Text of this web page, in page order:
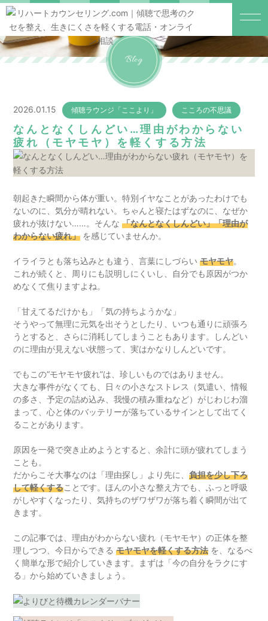
Blog
2026.01.15 傾聴ラウンジ「ここより」 こころの不思議
なんとなくしんどい…理由がわからない
疲れ（モヤモヤ）を軽くする方法
朝起きた瞬間から体が重い。特別イヤなことがあったわけでも
ないのに、気分が晴れない。ちゃんと寝たはずなのに、なぜか
疲れが抜けない……。そんな「なんとなくしんどい」「理由が
わからない疲れ」 を感じていませんか。
イライラとも落ち込みとも違う、言葉にしづらいモヤモヤ。
これが続くと、周りにも説明しにくいし、自分でも原因がつか
めなくて焦りますよね。
「甘えてるだけかも」「気の持ちようかな」
そうやって無理に元気を出そうとしたり、いつも通りに頑張ろ
うとすると、さらに消耗してしまうこともあります。しんどい
のに理由が見えない状態って、実はかなりしんどいです。
でもこの“モヤモヤ疲れ”は、珍しいものではありません。
大きな事件がなくても、日々の小さなストレス（気遣い、情報
の多さ、予定の詰め込み、我慢の積み重ねなど）がじわじわ溜
まって、心と体のバッテリーが落ちているサインとして出てく
ることがあります。
原因を一発で突き止めようとすると、余計に頭が疲れてしまう
ことも。
だからこそ大事なのは「理由探し」より先に、負担を少し下ろ
して軽くすることです。ほんの小さな整え方でも、ふっと呼吸
がしやすくなったり、気持ちのザワザワが落ち着く瞬間が出て
きます。
この記事では、理由がわからない疲れ（モヤモヤ）の正体を整
理しつつ、今日からできるモヤモヤを軽くする方法 を、なるべ
く簡単な形で紹介していきます。まずは「今の自分をラクにす
る」から始めていきましょう。